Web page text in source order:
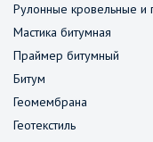
Рулонные кровельные и
Мастика битумная
Праймер битумный
Битум
Геомембрана
Геотекстиль